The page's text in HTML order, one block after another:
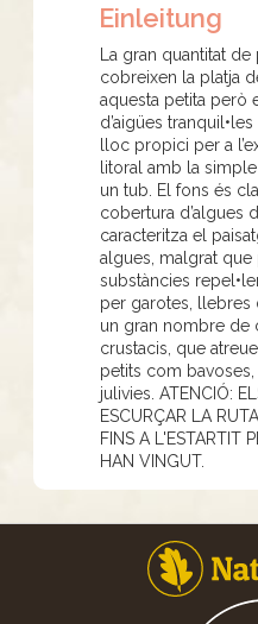
Einleitung
La gran quantitat
cobreixen la platja
aquesta petita però
d’aigües
lloc propici per a
litoral amb la
un tub. El fons és
cobertura d’algues
caracteritza el
algues, malgrat que
substàncies
per garotes, llebres
un gran nombre de
crustacis, que
petits com
julivies. ATENCIÓ:
ESCURÇAR LA
FINS A L'ESTARTIT
HAN VINGUT.